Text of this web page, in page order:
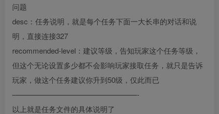
问题
desc：任务说明，就是每个任务下面一大长串的对话和说
明，直接连接327
recommended-level：建议等级，告知玩家这个任务等级，
但这个无论设置多少都不会影响玩家接取任务，就只是告诉
玩家，做这个任务建议你升到50级，仅此而已
—————————————————-
以上就是任务文件的具体说明了